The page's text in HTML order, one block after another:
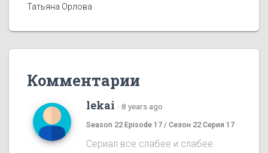
Татьяна Орлова
Комментарии
lekai · 8 years ago
Season 22 Episode 17 / Сезон 22 Серия 17
Сериал все слабее и слабее